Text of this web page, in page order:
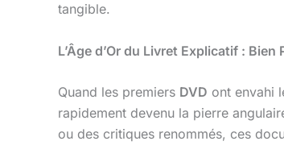
tangible.
L’Âge d’Or du Livret Explicatif : Bien
Quand les premiers DVD ont envahi
rapidement devenu la pierre
ou des critiques renommés, ces